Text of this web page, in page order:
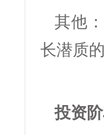
其他
长潜质
投资